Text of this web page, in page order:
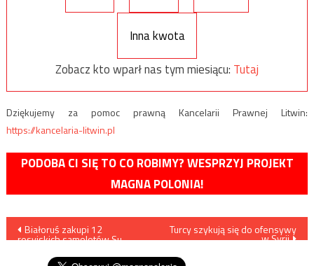
Inna kwota
Zobacz kto wparł nas tym miesiącu: Tutaj
Dziękujemy za pomoc prawną Kancelarii Prawnej Litwin:
https://kancelaria-litwin.pl
PODOBA CI SIĘ TO CO ROBIMY? WESPRZYJ PROJEKT
MAGNA POLONIA!
Nawigacja
wpisu
Białoruś zakupi 12
rosyjskich samolotów Su-
Turcy szykują się do ofensywy
w Syrii